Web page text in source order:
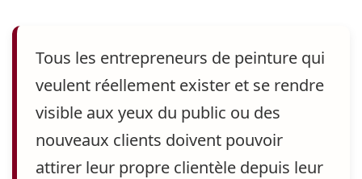
Tous les entrepreneurs de peinture qui
veulent réellement exister et se rendre
visible aux yeux du public ou des
nouveaux clients doivent pouvoir
attirer leur propre clientèle depuis leur